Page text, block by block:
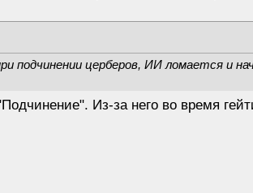
подчинении церберов, ИИ ломается и
Из-за него во время